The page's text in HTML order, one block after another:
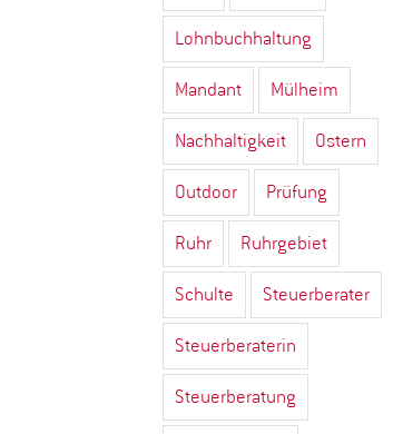
Lohnbuchhaltung
Mandant Mülheim
Nachhaltigkeit Ostern
Outdoor Prüfung
Ruhr Ruhrgebiet
Schulte Steuerberater
Steuerberaterin
Steuerberatung